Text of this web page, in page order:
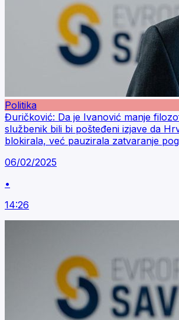
Politika
Đuričković: Da je Ivanović manje
službenik bili bi pošteđeni izjave da
blokirala, već pauzirala zatvaranje
06/02/2025
•
14:26